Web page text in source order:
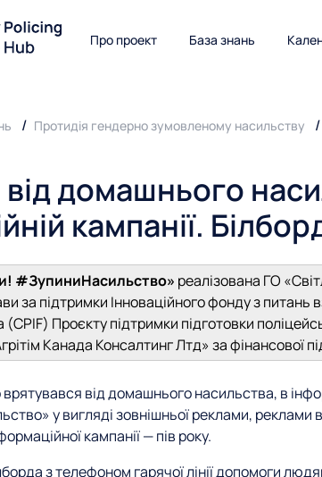
Про проект База знань
Протидія гендерно зумовленому насильству
від домашнього
кампанії.
#ЗупиниНасильство» реалізована ГО
за підтримки Інноваційного фонду з питань
Проєкту підтримки підготовки
Канада Консалтинг Лтд» за фінансової
врятувався від домашнього насильства, в
у вигляді зовнішньої реклами, реклами
кампанії — пів року.
з телефоном гарячої лінії допомоги